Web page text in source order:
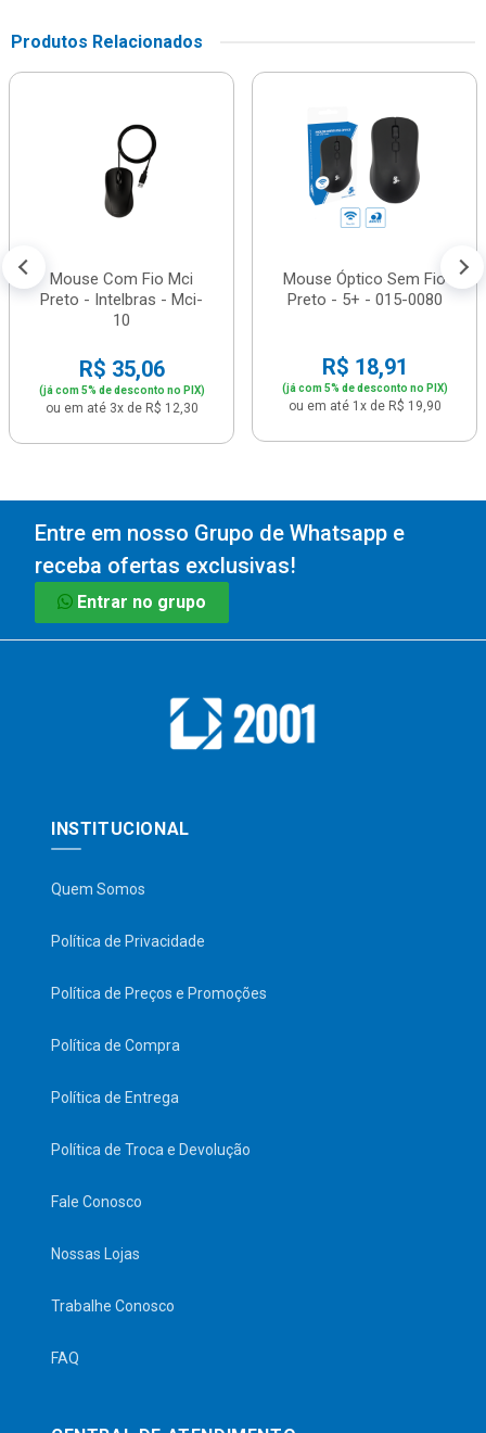
Produtos Relacionados
Mouse Com Fio Mci
Preto - Intelbras - Mci-
10
R$ 35,06
(já com 5% de desconto no PIX)
ou em até 3x de R$ 12,30
Mouse Óptico Sem Fio
Preto - 5+ - 015-0080
R$ 18,91
(já com 5% de desconto no PIX)
ou em até 1x de R$ 19,90
Entre em nosso Grupo de Whatsapp e
receba ofertas exclusivas!
Entrar no grupo
INSTITUCIONAL
Quem Somos
Política de Privacidade
Política de Preços e Promoções
Política de Compra
Política de Entrega
Política de Troca e Devolução
Fale Conosco
Nossas Lojas
Trabalhe Conosco
FAQ